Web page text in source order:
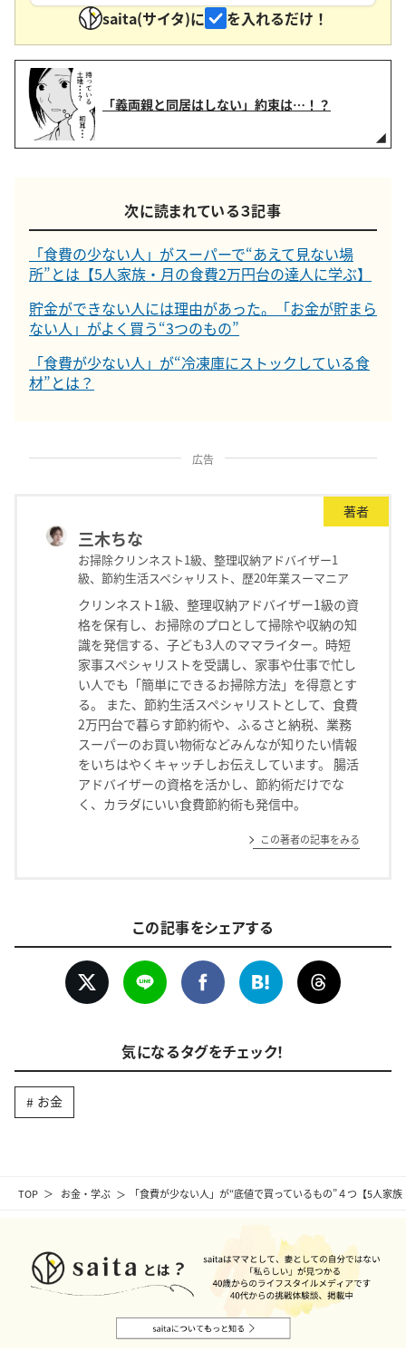
TOP お金・学ぶ 「食費が少ない人」が“底値で買っているもの”４つ【5人家
saita(サイタ)に
を入れるだけ！
「義両親と同居はしない」約束は…！？
次に読まれている３記事
「食費の少ない人」がスーパーで“あえて見ない場
所”とは【5人家族・月の食費2万円台の達人に学ぶ】
貯金ができない人には理由があった。「お金が貯まら
ない人」がよく買う“3つのもの”
「食費が少ない人」が“冷凍庫にストックしている食
材”とは？
広告
著者
三木ちな
お掃除クリンネスト1級、整理収納アドバイザー1
級、節約生活スペシャリスト、歴20年業スーマニア
クリンネスト1級、整理収納アドバイザー1級の資
格を保有し、お掃除のプロとして掃除や収納の知
識を発信する、子ども3人のママライター。時短
家事スペシャリストを受講し、家事や仕事で忙し
い人でも「簡単にできるお掃除方法」を得意とす
る。 また、節約生活スペシャリストとして、食費
2万円台で暮らす節約術や、ふるさと納税、業務
スーパーのお買い物術などみんなが知りたい情報
をいちはやくキャッチしお伝えしています。 腸活
アドバイザーの資格を活かし、節約術だけでな
く、カラダにいい食費節約術も発信中。
この著者の記事をみる
この記事をシェアする
気になるタグをチェック！
お金